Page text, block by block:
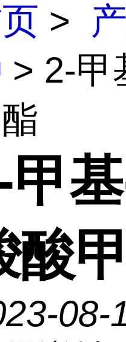
>
> 2-甲
甲
酸
08-